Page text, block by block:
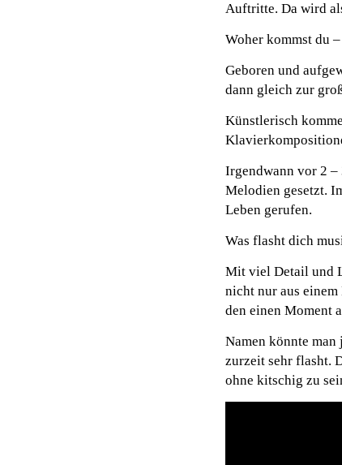
Auftritte. Da wird
Woher kommst du
Geboren und
dann gleich zur
Künstlerisch
Irgendwann vor 2 –
Melodien gesetzt.
Leben gerufen.
Was flasht dich
Mit viel Detail und
nicht nur aus
den einen Moment
Namen könnte
zurzeit sehr flasht.
ohne kitschig zu